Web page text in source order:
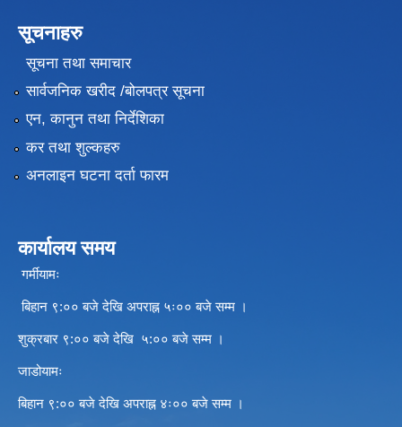
सूचनाहरु
सूचना तथा समाचार
सार्वजनिक खरीद /बोलपत्र सूचना
एन, कानुन तथा निर्देशिका
कर तथा शुल्कहरु
अनलाइन घटना दर्ता फारम
कार्यालय समय
गर्मीयामः
बिहान ९:०० बजे देखि अपराह्न ५ः०० बजे सम्म ।
शुक्रबार ९:०० बजे देखि ५:०० बजे सम्म ।
जाडोयामः
बिहान ९:०० बजे देखि अपराह्न ४ः०० बजे सम्म ।